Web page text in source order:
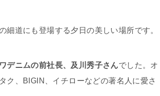
道にも登場する夕日の美しい場所です。
デニムの前社長、及川秀子さんでした。オ
ク、BIGIN、イチローなどの著名人に愛さ